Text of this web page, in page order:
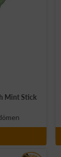
Mint Stick